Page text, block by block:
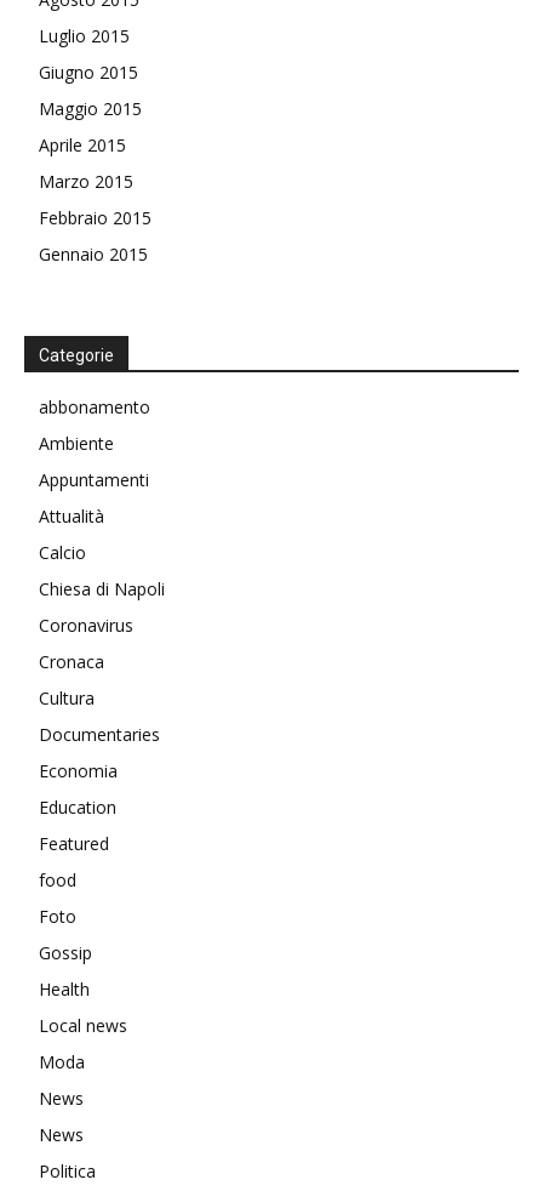
Luglio 2015
Giugno 2015
Maggio 2015
Aprile 2015
Marzo 2015
Febbraio 2015
Gennaio 2015
Categorie
abbonamento
Ambiente
Appuntamenti
Attualità
Calcio
Chiesa di Napoli
Coronavirus
Cronaca
Cultura
Documentaries
Economia
Education
Featured
food
Foto
Gossip
Health
Local news
Moda
News
News
Politica